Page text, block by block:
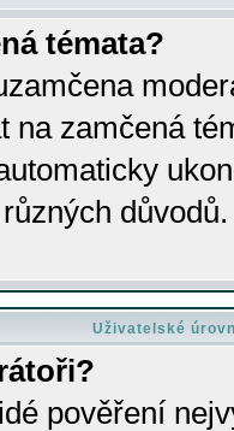
témata?
na zamčená
důvodů.
Uživatelské
pověření